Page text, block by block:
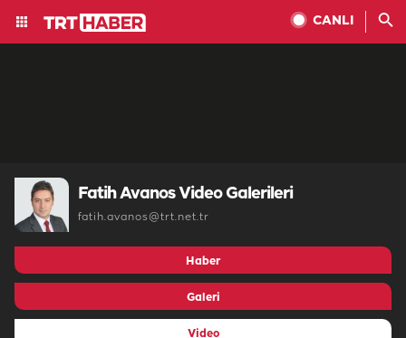
CANLI
Fatih Avanos Video Galerileri
fatih.avanos@trt.net.tr
Haber
Galeri
Video